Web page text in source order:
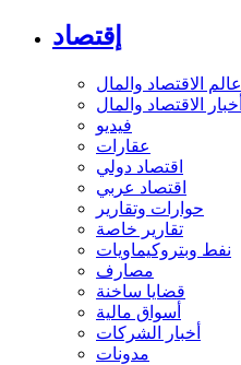
إقتصاد
عالم الاقتصاد والمال
أخبار الاقتصاد والمال
فيديو
عقارات
اقتصاد دولي
اقتصاد عربي
حوارات وتقارير
تقارير خاصة
نفط وبتروكيماويات
مصارف
قضايا ساخنة
أسواق مالية
أخبار الشركات
مدونات